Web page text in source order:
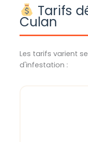
Tarifs
Culan
Les tarifs varient
d'infestation :